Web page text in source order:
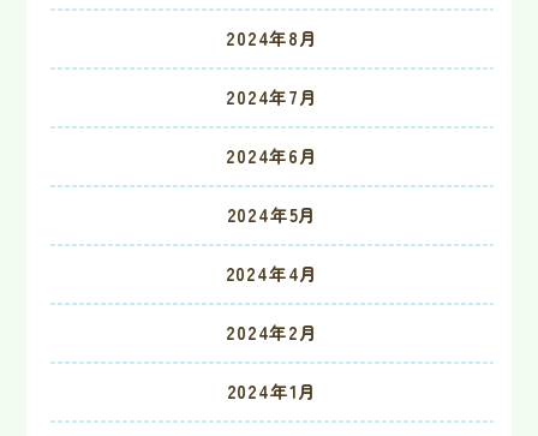
2024年8月
2024年7月
2024年6月
2024年5月
2024年4月
2024年2月
2024年1月